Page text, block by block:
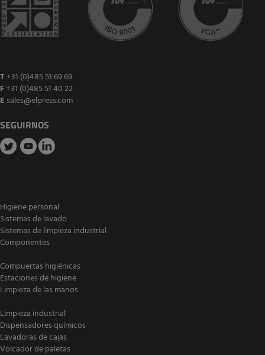
T +31 (0)485 51 69 69
F+31 (0)485 51 40 22
E sales@elpress.com
SEGUIRNOS
Higiene personal
Sistemas de lavado
Sistemas de limpieza industrial
Componentes
Compuertas higiénicas
Estaciones de higiene
Limpieza de las manos
Limpieza industrial
Dispensadores químicos
Lavadoras de cajas
Volcador de paletas